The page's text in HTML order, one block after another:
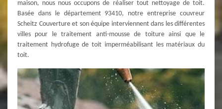
maison, nous nous occupons de réaliser tout nettoyage de toit.
Basée dans le département 93410, notre entreprise couvreur
Scheitz Couverture et son équipe interviennent dans les différentes
villes pour le traitement anti-mousse de toiture ainsi que le
traitement hydrofuge de toit imperméabilisant les matériaux du
toit.